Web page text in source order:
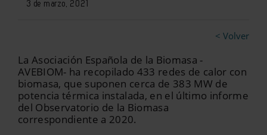
3 de marzo, 2021
< Volver
La Asociación Española de la Biomasa -
AVEBIOM- ha recopilado 433 redes de calor con
biomasa, que suponen cerca de 383 MW de
potencia térmica instalada, en el último informe
del Observatorio de la Biomasa
correspondiente a 2020.